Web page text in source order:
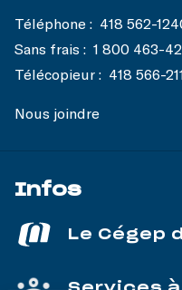
Téléphone : 418 562-
Sans frais : 1 800 463-
Télécopieur : 418 566-
Nous joindre
Infos
Le Cégep